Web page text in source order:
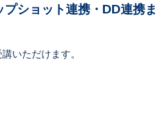
ショット連携・DD連携ま
いただけます。